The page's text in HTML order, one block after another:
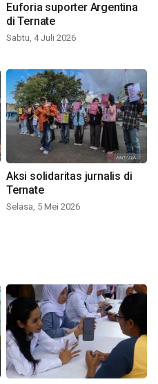
Euforia suporter Argentina
di Ternate
Sabtu, 4 Juli 2026
Aksi solidaritas jurnalis di
Ternate
Selasa, 5 Mei 2026